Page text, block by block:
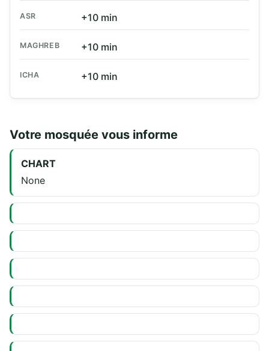
ASR +10 min
MAGHREB +10 min
ICHA +10 min
Votre mosquée vous informe
CHART
None